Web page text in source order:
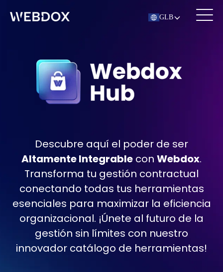
GLB
Descubre aquí el poder de ser
Altamente Integrable con Webdox.
Transforma tu gestión contractual
conectando todas tus herramientas
esenciales para maximizar la eficiencia
organizacional. ¡Únete al futuro de la
gestión sin límites con nuestro
innovador catálogo de herramientas!